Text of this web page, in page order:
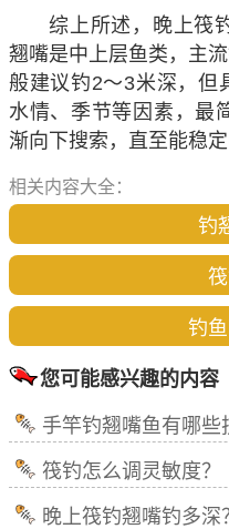
综上所述，
晚上筏
翘嘴是中上层鱼类，主
般建议钓2～3米深，但
水情、季节等因素，最
渐向下搜索，直至能稳
相关内容大全：
钓
钓
您可能感兴趣的内容
手竿钓翘嘴鱼有哪些
筏钓怎么调灵敏度？
晚上筏钓翘嘴钓多深